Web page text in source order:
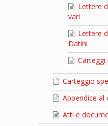
Lettere
vari
Lettere
Datini
Carteggi
Carteggio
Appendice al
Atti e